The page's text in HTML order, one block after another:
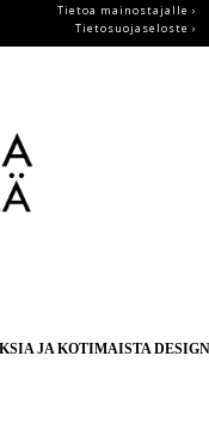
Tietoa mainostajalle ›
Tietosuojaseloste ›
JA KOTIMAISTA